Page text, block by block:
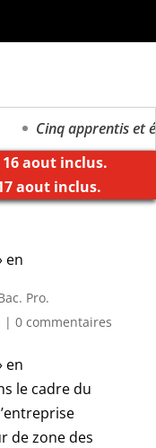
Cinq apprentis et
aout inclus.
aout inclus.
en
Pro.
| 0 commentaires
en
le cadre du
de zone des